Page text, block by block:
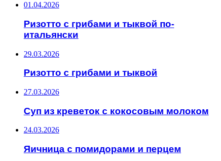
01.04.2026
Ризотто с грибами и тыквой по-
итальянски
29.03.2026
Ризотто с грибами и тыквой
27.03.2026
Суп из креветок с кокосовым молоком
24.03.2026
Яичница с помидорами и перцем